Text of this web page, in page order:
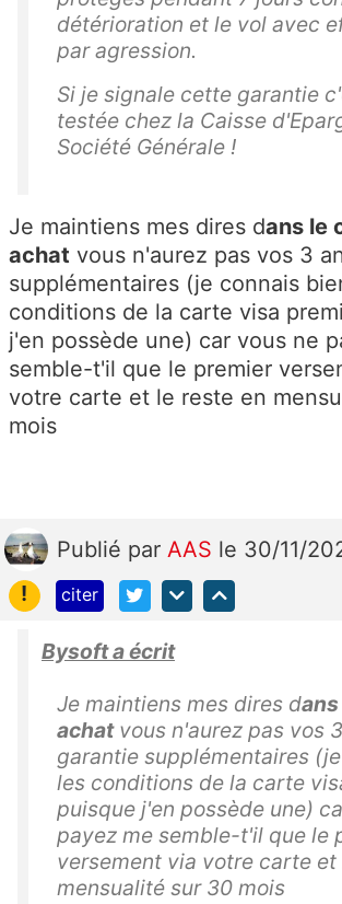
détérioration et le vol avec
par agression.
Si je signale cette garantie
testée chez la Caisse
Société Générale !
Je maintiens mes dires dans le
achat vous n'aurez pas vos 3
supplémentaires (je connais
conditions de la carte visa
j'en possède une) car vous ne
semble-t'il que le premier
votre carte et le reste en
mois
Publié par AAS le 30/11/
!
citer
Bysoft a écrit
Je maintiens mes dires d
achatvous n'aurez pas vos
garantie supplémentaires
les conditions de la carte
puisque j'en possède une)
payez me semble-t'il que le
versement via votre carte et
mensualité sur 30 mois